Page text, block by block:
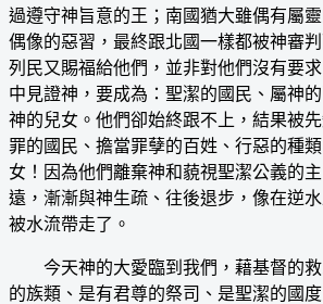
過遵守神旨意的王；南國猶大雖偶有屬
偶像的惡習，最終跟北國一樣都被神審
列民又賜福給他們，並非對他們沒有要
中見證神，要成為：聖潔的國民、屬神
神的兒女。他們卻始終跟不上，結果被
罪的國民、擔當罪孽的百姓、行惡的種
女！因為他們離棄神和藐視聖潔公義的
遠，漸漸與神生疏、往後退步，像在逆
被水流帶走了。
今天神的大愛臨到我們，藉基督的救
的族類、是有君尊的祭司、是聖潔的國